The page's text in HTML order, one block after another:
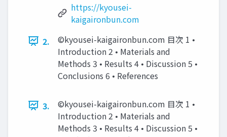
https://kyousei-
kaigaironbun.com
2.
©kyousei-kaigaironbun.com 目次 1 •
Introduction 2 • Materials and
Methods 3 • Results 4 • Discussion 5 •
Conclusions 6 • References
3.
©kyousei-kaigaironbun.com 目次 1 •
Introduction 2 • Materials and
Methods 3 • Results 4 • Discussion 5 •